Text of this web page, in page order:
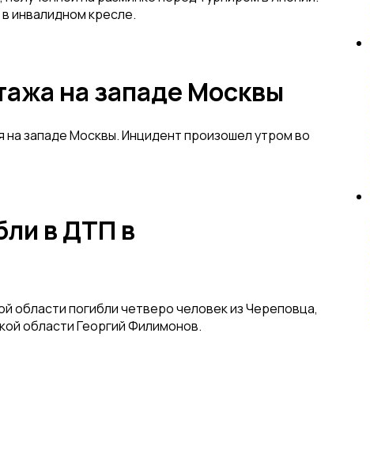
инвалидном кресле.
на западе Москвы
на западе Москвы. Инцидент произошел утром во
в ДТП в
области погибли четверо человек из Череповца,
области Георгий Филимонов.